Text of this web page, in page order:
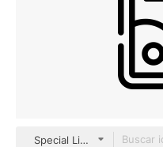
Special Lineal